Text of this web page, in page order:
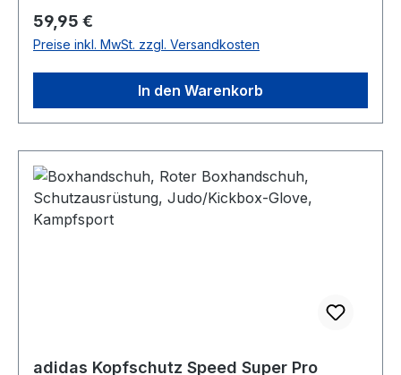
Regulärer Preis:
59,95 €
Preise inkl. MwSt. zzgl. Versandkosten
In den Warenkorb
adidas Kopfschutz Speed Super Pro